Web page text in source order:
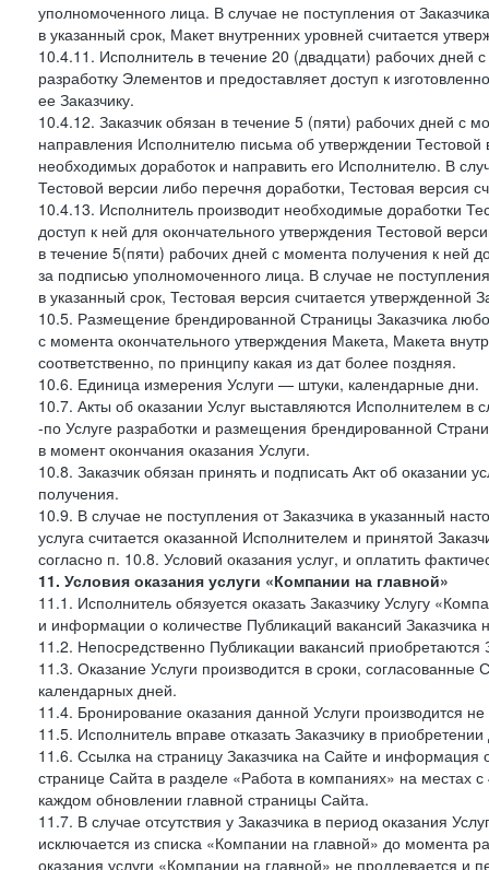
уполномоченного лица. В случае не поступления от
в указанный срок, Макет внутренних уровней считается
10.4.11. Исполнитель в течение 20 (двадцати) рабочих дней
разработку Элементов и предоставляет доступ к
ее Заказчику.
10.4.12. Заказчик обязан в течение 5 (пяти) рабочих дней с
направления Исполнителю письма об утверждении
необходимых доработок и направить его Исполнителю. В
Тестовой версии либо перечня доработки, Тестовая версия
10.4.13. Исполнитель производит необходимые доработки
доступ к ней для окончательного утверждения Тестовой
в течение 5(пяти) рабочих дней с момента получения к ней
за подписью уполномоченного лица. В случае не
в указанный срок, Тестовая версия считается утвержденной
10.5. Размещение брендированной Страницы Заказчика
с момента окончательного утверждения Макета, Макета
соответственно, по принципу какая из дат более поздняя.
10.6. Единица измерения Услуги — штуки, календарные дни.
10.7. Акты об оказании Услуг выставляются Исполнителем в
-по Услуге разработки и размещения брендированной
в момент окончания оказания Услуги.
10.8. Заказчик обязан принять и подписать Акт об оказании
получения.
10.9. В случае не поступления от Заказчика в указанный
услуга считается оказанной Исполнителем и принятой
согласно п. 10.8. Условий оказания услуг, и оплатить
11. Условия оказания услуги «Компании на главной»
11.1. Исполнитель обязуется оказать Заказчику Услугу
и информации о количестве Публикаций вакансий
11.2. Непосредственно Публикации вакансий приобретаются
11.3. Оказание Услуги производится в сроки,
календарных дней.
11.4. Бронирование оказания данной Услуги производится
11.5. Исполнитель вправе отказать Заказчику в
11.6. Ссылка на страницу Заказчика на Сайте и информация
странице Сайта в разделе «Работа в компаниях» на
каждом обновлении главной страницы Сайта.
11.7. В случае отсутствия у Заказчика в период оказания
исключается из списка «Компании на главной» до момента
оказания услуги «Компании на главной» не продлевается и